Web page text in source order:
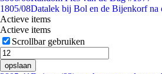
1805/08Datalek bij Bol en de Bijenkorf na
Actieve items
Actieve items
Scrollbar gebruiken
opslaan